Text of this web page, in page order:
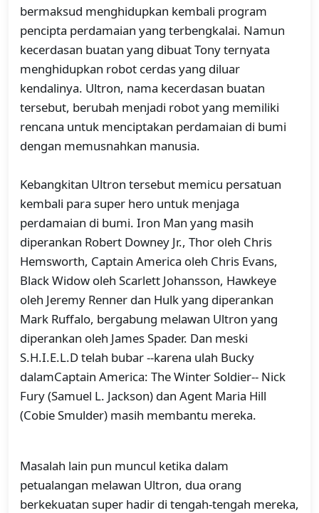
bermaksud menghidupkan kembali program
pencipta perdamaian yang terbengkalai. Namun
kecerdasan buatan yang dibuat Tony ternyata
menghidupkan robot cerdas yang diluar
kendalinya. Ultron, nama kecerdasan buatan
tersebut, berubah menjadi robot yang memiliki
rencana untuk menciptakan perdamaian di bumi
dengan memusnahkan manusia.
Kebangkitan Ultron tersebut memicu persatuan
kembali para super hero untuk menjaga
perdamaian di bumi. Iron Man yang masih
diperankan Robert Downey Jr., Thor oleh Chris
Hemsworth, Captain America oleh Chris Evans,
Black Widow oleh Scarlett Johansson, Hawkeye
oleh Jeremy Renner dan Hulk yang diperankan
Mark Ruffalo, bergabung melawan Ultron yang
diperankan oleh James Spader. Dan meski
S.H.I.E.L.D telah bubar --karena ulah Bucky
dalamCaptain America: The Winter Soldier-- Nick
Fury (Samuel L. Jackson) dan Agent Maria Hill
(Cobie Smulder) masih membantu mereka.
Masalah lain pun muncul ketika dalam
petualangan melawan Ultron, dua orang
berkekuatan super hadir di tengah-tengah mereka,